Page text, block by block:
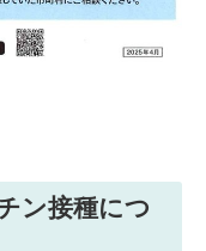
ン接種につ